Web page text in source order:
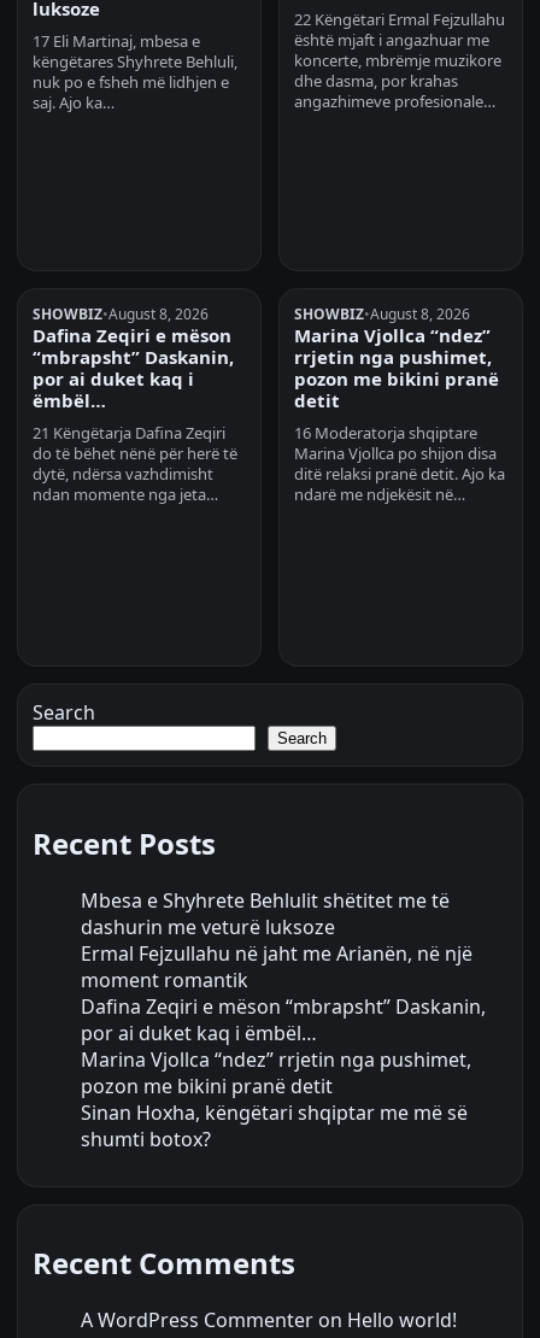
luksoze
17 Eli Martinaj, mbesa e
këngëtares Shyhrete Behluli,
nuk po e fsheh më lidhjen e
saj. Ajo ka…
22 Këngëtari Ermal Fejzullahu
është mjaft i angazhuar me
koncerte, mbrëmje muzikore
dhe dasma, por krahas
angazhimeve profesionale…
SHOWBIZ•August 8, 2026
Dafina Zeqiri e mëson
“mbrapsht” Daskanin,
por ai duket kaq i
ëmbël…
21 Këngëtarja Dafina Zeqiri
do të bëhet nënë për herë të
dytë, ndërsa vazhdimisht
ndan momente nga jeta…
SHOWBIZ•August 8, 2026
Marina Vjollca “ndez”
rrjetin nga pushimet,
pozon me bikini pranë
detit
16 Moderatorja shqiptare
Marina Vjollca po shijon disa
ditë relaksi pranë detit. Ajo ka
ndarë me ndjekësit në…
Search
Search
Recent Posts
Mbesa e Shyhrete Behlulit shëtitet me të
dashurin me veturë luksoze
Ermal Fejzullahu në jaht me Arianën, në një
moment romantik
Dafina Zeqiri e mëson “mbrapsht” Daskanin,
por ai duket kaq i ëmbël…
Marina Vjollca “ndez” rrjetin nga pushimet,
pozon me bikini pranë detit
Sinan Hoxha, këngëtari shqiptar me më së
shumti botox?
Recent Comments
A WordPress Commenter on Hello world!